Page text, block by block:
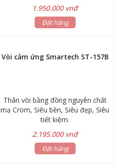
phận tự tái tạo năng lượng Điện áp
220V – 50/60Hz / 6V – 4 pin AA
1.950.000 vnđ
Đặt hàng
Vòi cảm ứng Smartech ST-157B
Thân vòi bằng đồng nguyên chất
mạ Crom, Siêu bền, Siêu đẹp, Siêu
tiết kiệm.
2.195.000 vnđ
Đặt hàng